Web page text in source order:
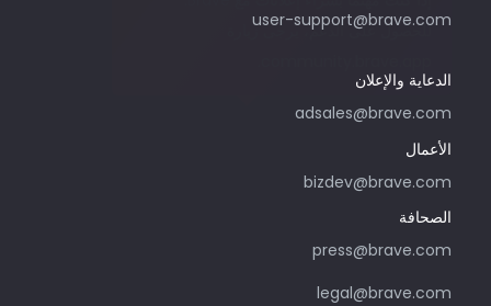
user-support@brave.com
الدعاية والإعلان
adsales@brave.com
للحصول على الدعم، يرجى زيارة
الأعمال
bizdev@brave.com
الصحافة
press@brave.com
legal@brave.com